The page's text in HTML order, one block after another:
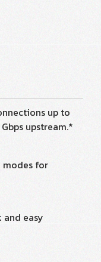
up to
upstream.*
modes for
easy